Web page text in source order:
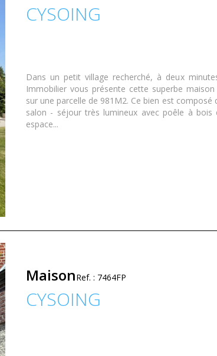
CYSOING
Dans un petit village recherché, à deux
Immobilier vous présente cette superbe
sur une parcelle de 981M2. Ce bien est
salon - séjour très lumineux avec poêle à bois
espace...
MaisonRef. : 7464FP
CYSOING